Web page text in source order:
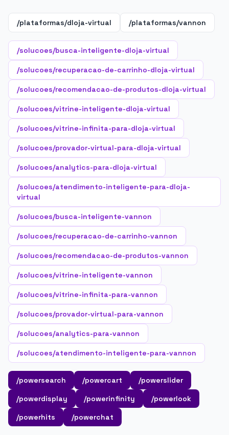
/plataformas/dloja-virtual /plataformas/vannon
/solucoes/busca-inteligente-dloja-virtual
/solucoes/recuperacao-de-carrinho-dloja-virtual
/solucoes/recomendacao-de-produtos-dloja-virtual
/solucoes/vitrine-inteligente-dloja-virtual
/solucoes/vitrine-infinita-para-dloja-virtual
/solucoes/provador-virtual-para-dloja-virtual
/solucoes/analytics-para-dloja-virtual
/solucoes/atendimento-inteligente-para-dloja-
virtual
/solucoes/busca-inteligente-vannon
/solucoes/recuperacao-de-carrinho-vannon
/solucoes/recomendacao-de-produtos-vannon
/solucoes/vitrine-inteligente-vannon
/solucoes/vitrine-infinita-para-vannon
/solucoes/provador-virtual-para-vannon
/solucoes/analytics-para-vannon
/solucoes/atendimento-inteligente-para-vannon
/powersearch /powercart
/powerslider
/powerdisplay
/powerinfinity
/powerlook
/powerhits
/powerchat